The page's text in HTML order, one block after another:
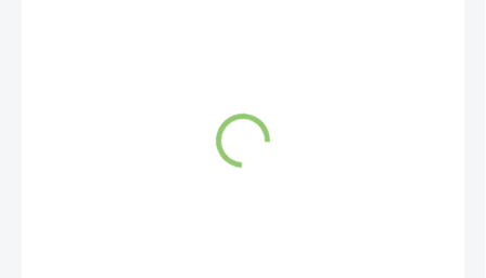
Charlie's Organics sýtená
pitná voda s grepovou